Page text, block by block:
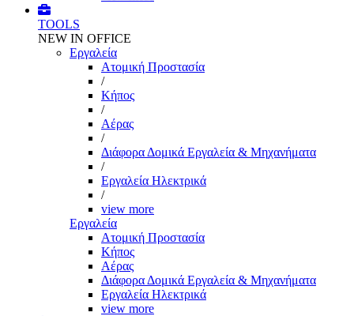
TOOLS
NEW IN OFFICE
Εργαλεία
Aτομική Προστασία
/
Kήπος
/
Αέρας
/
Διάφορα Δομικά Εργαλεία & Μηχανήματα
/
Εργαλεία Ηλεκτρικά
/
view more
Εργαλεία
Aτομική Προστασία
Kήπος
Αέρας
Διάφορα Δομικά Εργαλεία & Μηχανήματα
Εργαλεία Ηλεκτρικά
view more